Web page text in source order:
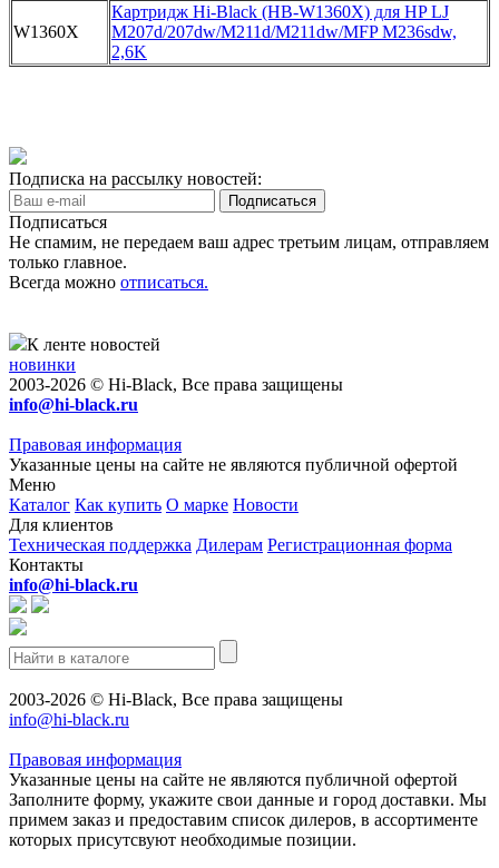
W1360X
Картридж Hi-Black (HB-W1360X) для HP LJ
M207d/207dw/M211d/M211dw/MFP M236sdw,
2,6K
Подписка на рассылку новостей:
Подписаться
Не спамим, не передаем ваш адрес третьим лицам, отправляем
только главное.
Всегда можно отписаться.
К ленте новостей
новинки
2003-2026 © Hi-Black, Все права защищены
info@hi-black.ru
Правовая информация
Указанные цены на сайте не являются публичной офертой
Меню
Каталог Как купить О марке Новости
Для клиентов
Техническая поддержка Дилерам Регистрационная форма
Контакты
info@hi-black.ru
2003-2026 © Hi-Black, Все права защищены
info@hi-black.ru
Правовая информация
Указанные цены на сайте не являются публичной офертой
Заполните форму, укажите свои данные и город доставки. Мы
примем заказ и предоставим список дилеров, в ассортименте
которых присутсвуют необходимые позиции.